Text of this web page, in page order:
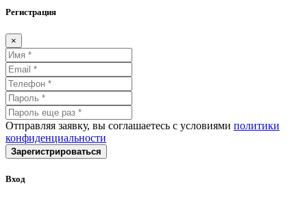
Регистрация
×
Отправляя заявку, вы соглашаетесь с условиями политики
конфиденциальности
Зарегистрироваться
Вход